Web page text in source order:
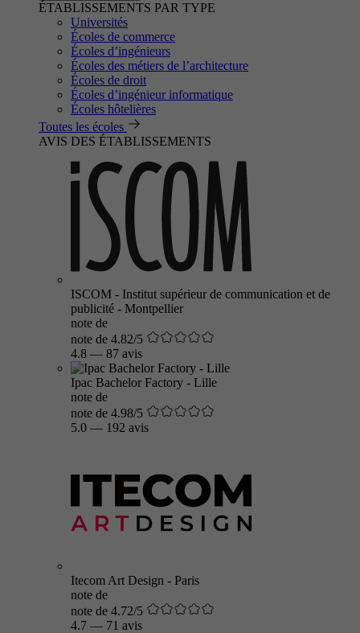
ÉTABLISSEMENTS PAR TYPE
Universités
Écoles de commerce
Écoles d’ingénieurs
Écoles des métiers de l’architecture
Écoles de droit
Écoles d’ingénieur informatique
Écoles hôtelières
Toutes les écoles
AVIS DES ÉTABLISSEMENTS
ISCOM - Institut supérieur de communication et de
publicité - Montpellier
note de
note de 4.82/5
4.8 — 87 avis
Ipac Bachelor Factory - Lille
note de
note de 4.98/5
5.0 — 192 avis
Itecom Art Design - Paris
note de
note de 4.72/5
4.7 — 71 avis